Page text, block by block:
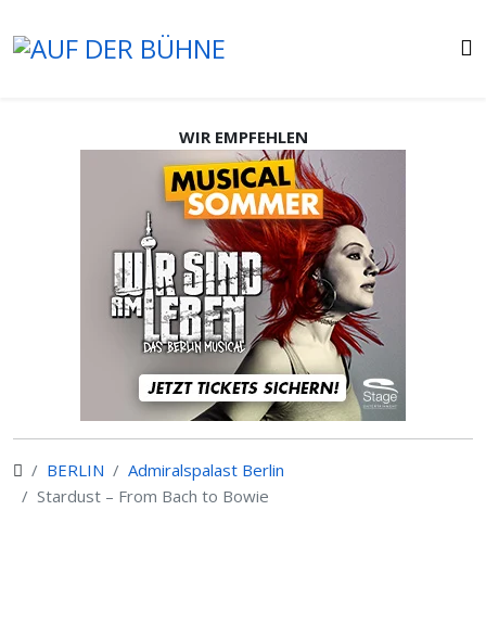
WIR EMPFEHLEN
BERLIN
Admiralspalast Berlin
Stardust – From Bach to Bowie